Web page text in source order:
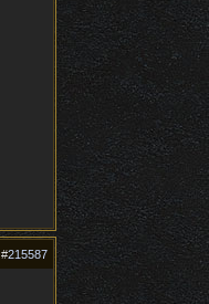
#215587